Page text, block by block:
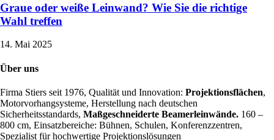
Graue oder weiße Leinwand? Wie Sie die richtige
Wahl treffen
14. Mai 2025
Über uns
Firma Stiers seit 1976, Qualität und Innovation: Projektionsflächen,
Motorvorhangsysteme, Herstellung nach deutschen
Sicherheitsstandards, Maßgeschneiderte Beamerleinwände. 160 –
800 cm, Einsatzbereiche: Bühnen, Schulen, Konferenzzentren,
Spezialist für hochwertige Projektionslösungen